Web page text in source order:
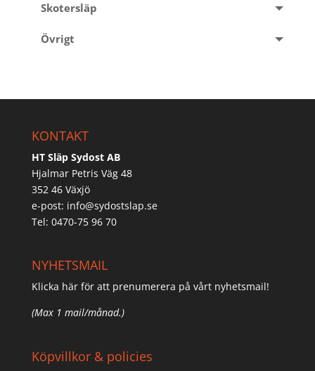
Skotersläp
Övrigt
KONTAKT
HT Släp Sydost AB
Hjalmar Petris Väg 48
352 46 Växjö
e-post: info@sydostslap.se
Tel: 0470-75 96 70
NYHETSMAIL
Klicka här för att prenumerera på vårt nyhetsmail!
(Max 1 mail/månad.)
Köpvillkor & policies